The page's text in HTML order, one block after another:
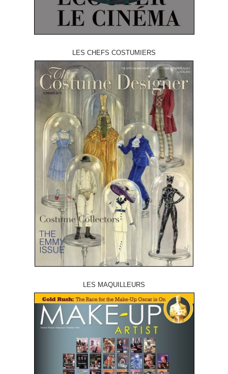
LES CHEFS COSTUMIERS
LES MAQUILLEURS